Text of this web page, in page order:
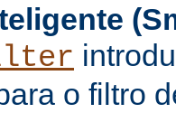
o filtro